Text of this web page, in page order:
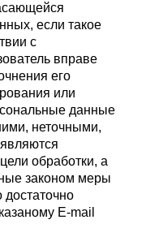
если такое
с
вправе
его
или
данные
неточными,
обработки, а
законом меры
достаточно
E-mail